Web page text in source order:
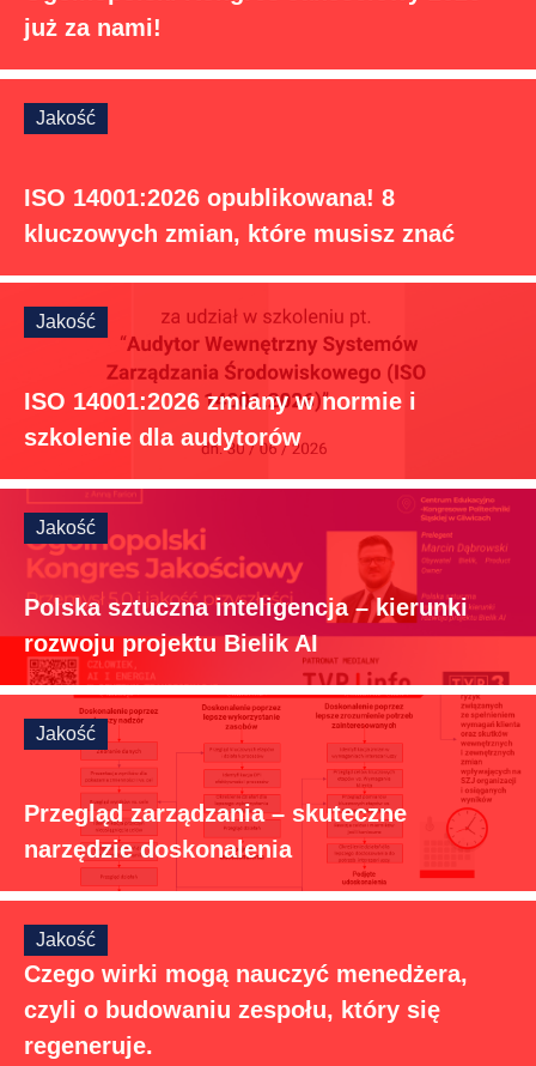
już za nami!
Jakość
ISO 14001:2026 opublikowana! 8
kluczowych zmian, które musisz znać
Jakość
ISO 14001:2026 zmiany w normie i
szkolenie dla audytorów
Jakość
Polska sztuczna inteligencja – kierunki
rozwoju projektu Bielik AI
Jakość
Przegląd zarządzania – skuteczne
narzędzie doskonalenia
Jakość
Czego wirki mogą nauczyć menedżera,
czyli o budowaniu zespołu, który się
regeneruje.